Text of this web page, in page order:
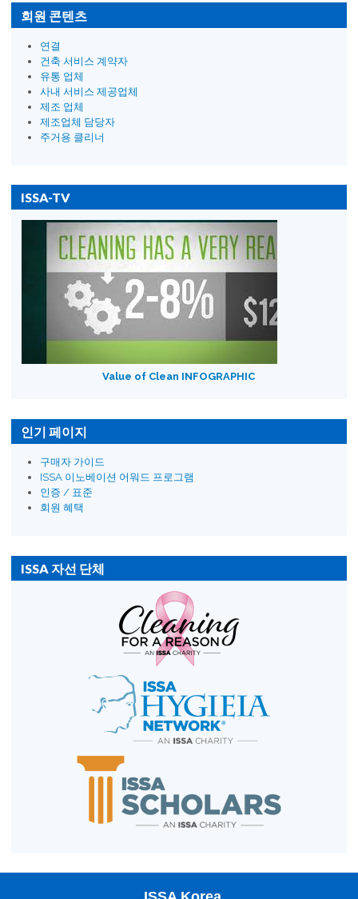
회원 콘텐츠
연결
건축 서비스 계약자
유통 업체
사내 서비스 제공업체
제조 업체
제조업체 담당자
주거용 클리너
ISSA-TV
Value of Clean INFOGRAPHIC
인기 페이지
구매자 가이드
ISSA 이노베이션 어워드 프로그램
인증 / 표준
회원 혜택
ISSA 자선 단체